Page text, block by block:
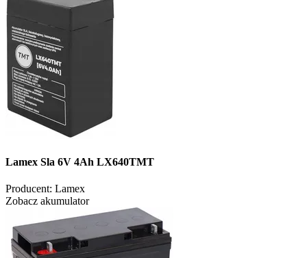
Lamex Sla 6V 4Ah LX640TMT
Producent: Lamex
Zobacz akumulator